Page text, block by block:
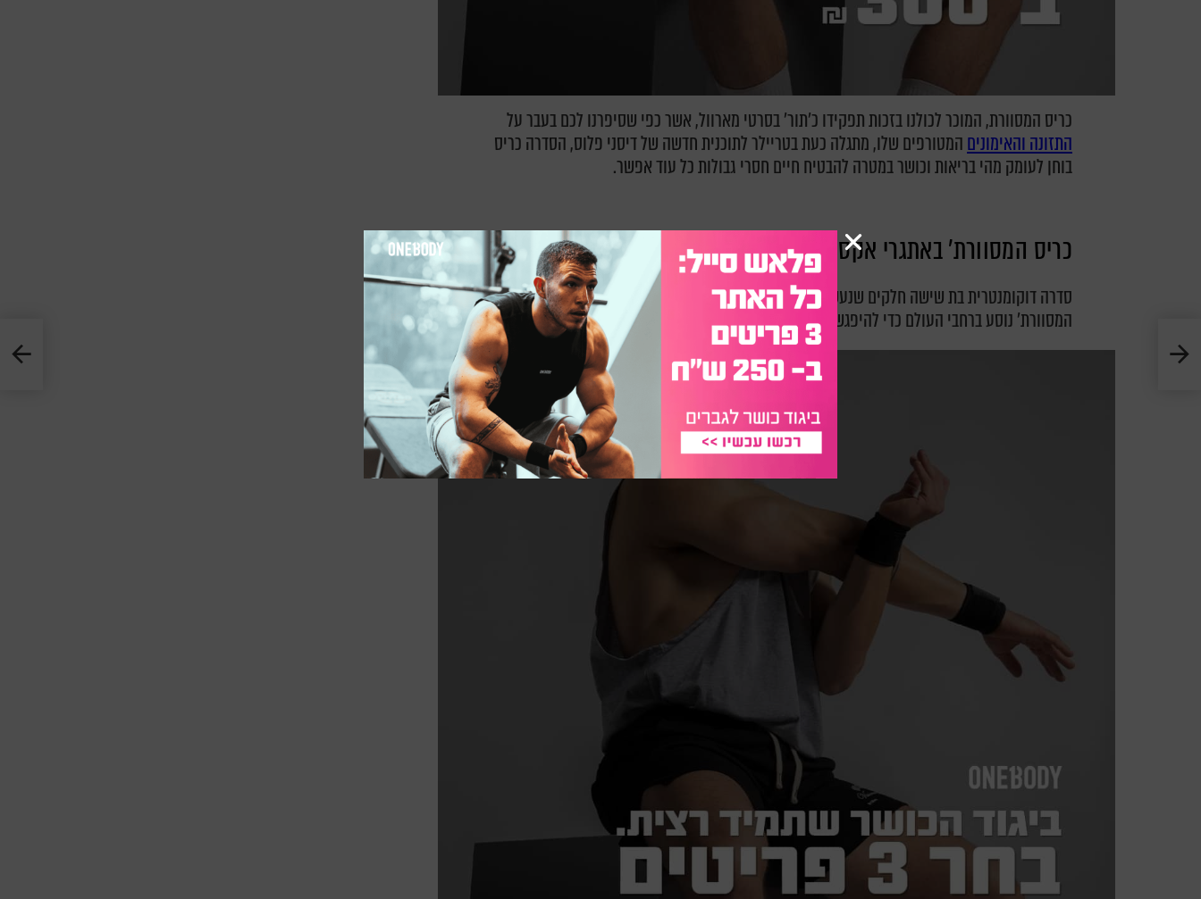
כריס המסוורת, המוכר לכולנו בזכות תפקידו כ'תור' בסרטי מארוול, אשר כפי שסיפרנו לכם בעבר על
התזונה והאימוניםהמטורפים שלו, מתגלה כעת בטריילר לתוכנית חדשה של דיסני פלוס, הסדרה כריס
בוחן לעומק מהי בריאות וכושר במטרה להבטיח חיים חסרי גבולות כל עוד אפשר.
כריס המסוורת' באתגרי אקסטרים מטורפים
סדרה דוקומנטרית בת שישה חלקים שנעשתה בשיתוף של 'דיסני פלוס' ונשיונל ג'יאוגרפיק מציגה את
המסוורת' נוסע ברחבי העולם כדי להיפגש עם מומחים לאריכות ימים לדחוף את עצמו מחוץ לגבולות.